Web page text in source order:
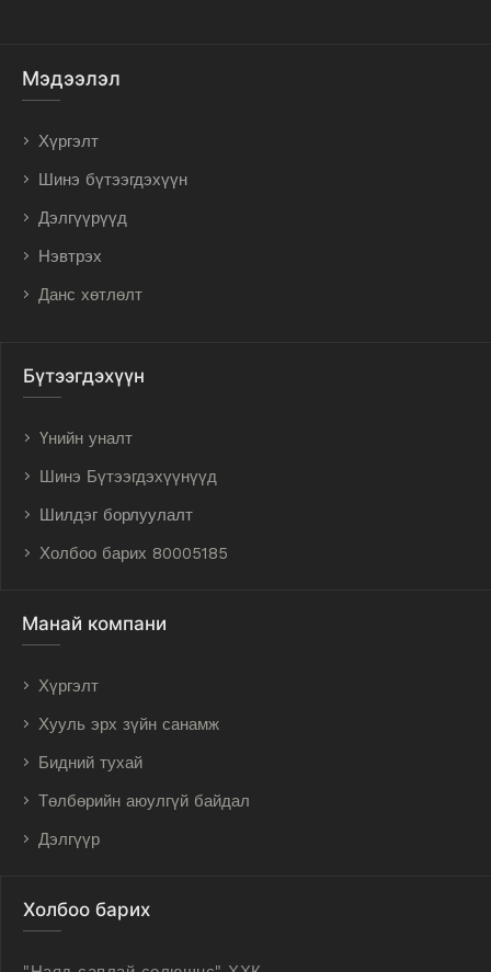
Мэдээлэл
Хүргэлт
Шинэ бүтээгдэхүүн
Дэлгүүрүүд
Нэвтрэх
Данс хөтлөлт
Бүтээгдэхүүн
Үнийн уналт
Шинэ Бүтээгдэхүүнүүд
Шилдэг борлуулалт
Холбоо барих 80005185
Манай компани
Хүргэлт
Хууль эрх зүйн санамж
Бидний тухай
Төлбөрийн аюулгүй байдал
Дэлгүүр
Холбоо барих